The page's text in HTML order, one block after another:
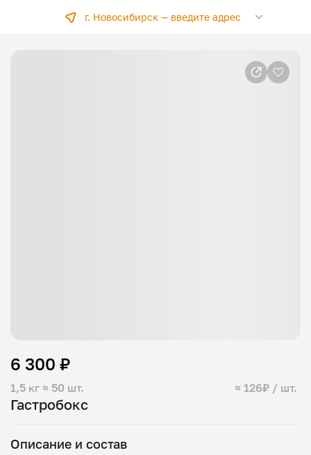
г. Новосибирск —введите адрес
Гастробокс
1,5 кг ≈ 50 шт. ≈ 126₽ / шт.
6 300 ₽
Описание и состав